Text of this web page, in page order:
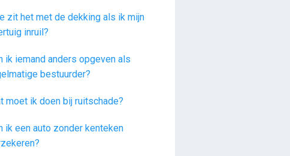
zit het met de dekking als ik mijn
inruil?
ik iemand anders opgeven als
bestuurder?
moet ik doen bij ruitschade?
ik een auto zonder kenteken